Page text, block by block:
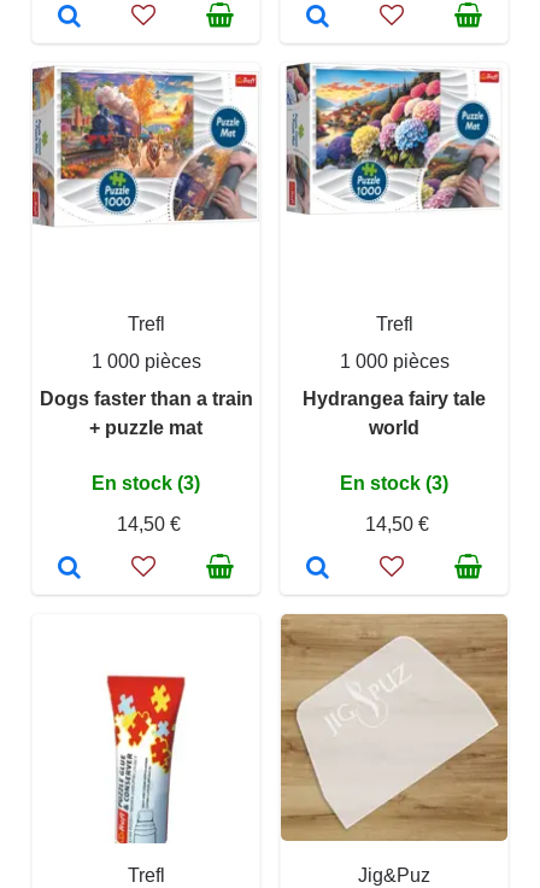
Trefl
1 000 pièces
Dogs faster than a train
+ puzzle mat
En stock (3)
14,50 €
Trefl
1 000 pièces
Hydrangea fairy tale
world
En stock (3)
14,50 €
Trefl Jig&Puz